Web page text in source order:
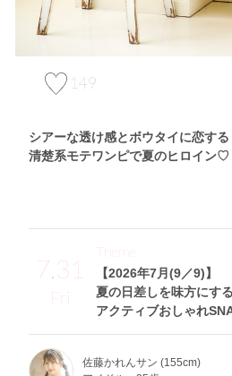
149
シアーな透け感とボウタイに恋する
清楚系モテワンピで夏のヒロイン♡
7.31
Fri
【2026年7月(9／9)】
夏の日差しを味方にする
アクティブおしゃれ
Theme
佐藤かれんサン (155cm)